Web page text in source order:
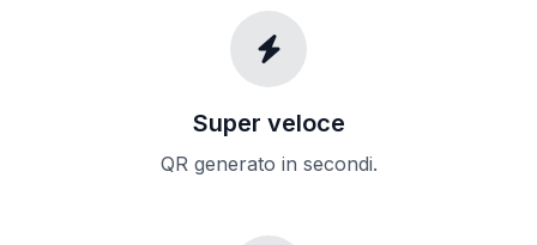
Super veloce
QR generato in secondi.